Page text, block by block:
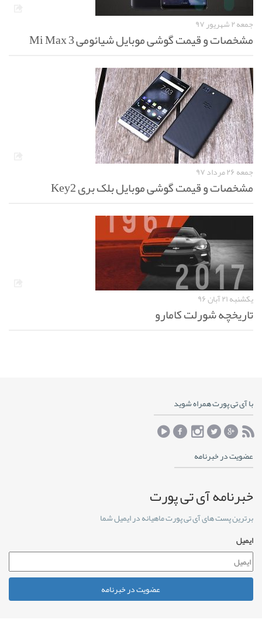
جمعه ۲ شهریور ۹۷
مشخصات و قیمت گوشی موبایل شیائومی Mi Max 3
جمعه ۲۶ مرداد ۹۷
مشخصات و قیمت گوشی موبایل بلک بری Key2
یکشنبه ۲۱ آبان ۹۶
تاریخچه شورلت کامارو
با آی تی پورت همراه شوید
عضویت در خبرنامه
خبرنامه آی تی پورت
برترین پست های آی تی پورت ماهیانه در ایمیل شما
ایمیل
عضویت در خبرنامه